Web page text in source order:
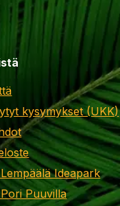
kysymykset (UKK)
Ideapark
Puuvilla